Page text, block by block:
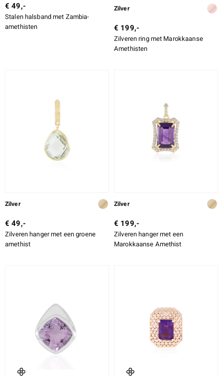
€ 49,-
Stalen halsband met Zambia-
amethisten
Zilver
€ 199,-
Zilveren ring met Marokkaanse
Amethisten
Zilver
€ 49,-
Zilveren hanger met een groene
amethist
Zilver
€ 199,-
Zilveren hanger met een
Marokkaanse Amethist